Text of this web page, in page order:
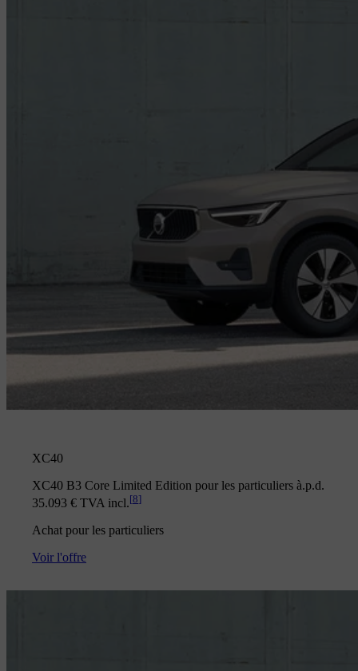
XC40
XC40 B3 Core Limited Edition pour les particuliers à.p.d.
35.093 € TVA incl.[8]
Achat pour les particuliers
Voir l'offre